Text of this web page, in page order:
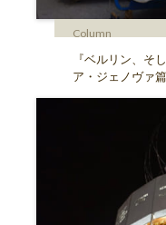
Column
『ベルリン、そ
ア・ジェノヴァ